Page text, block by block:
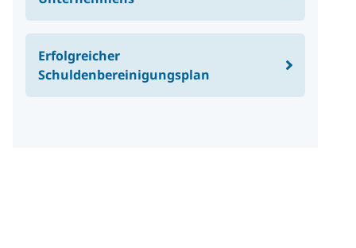
Erfolgreicher
Schuldenbereinigungsplan